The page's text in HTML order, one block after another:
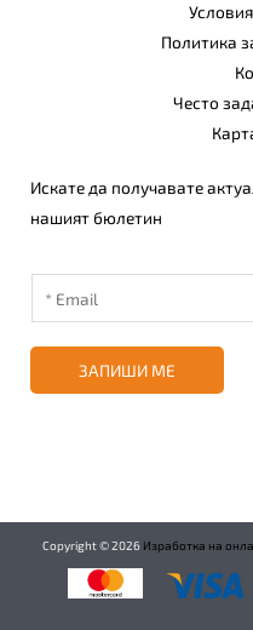
Политика
Често
Искате да получавате
нашият бюлетин
ЗАПИШИ МЕ
Copyright ©2026 Изработка на